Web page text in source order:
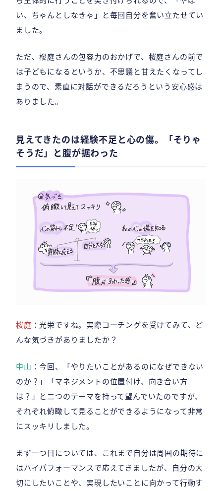
い、ちゃんとしなきゃ」と毎回自分を奮い立たせてい
ました。
ただ、桜庭さんの包容力のおかげで、桜庭さんの前で
は子どもになるというか、不思議と甘えたくなってし
まうので、素直に対話ができるだろうという安心感は
ありました。
見えてきたのは経験不足と心の傷。「そりゃ
そうだ」と腹が据わった
桜庭 ：光栄ですね。実際コーチングを受けてみて、ど
んな気づきがありましたか？
中山 ：今回、「やりたいことがあるのになぜできない
のか？」「マネジメントの位置付け、向き合い方
は？」と二つのテーマを持って望んでいたのですが、
それぞれ俯瞰して見ることができるようになって非常
にスッキリしました。
まず一つ目については、これまで自分は周囲の期待に
はハイパフォーマンスで応えてきましたが、自分の大
切にしたいことや、実現したいことに向かって行動す